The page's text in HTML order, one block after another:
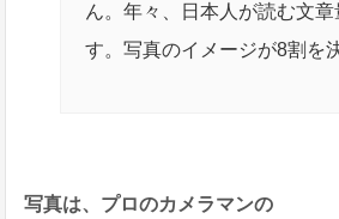
ん。年々、日本人が読む文章
す。写真のイメージが8割を
写真は、プロのカメラマンの